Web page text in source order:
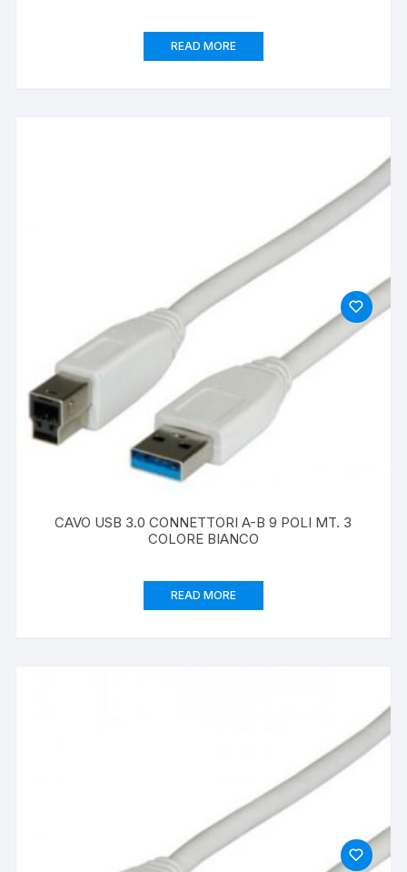
READ MORE
CAVO USB 3.0 CONNETTORI A-B 9 POLI MT. 3
COLORE BIANCO
READ MORE